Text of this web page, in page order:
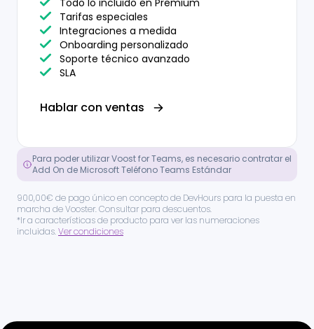
Todo lo incluido en Premium
Tarifas especiales
Integraciones a medida
Onboarding personalizado
Soporte técnico avanzado
SLA
Hablar con ventas
Para poder utilizar Voost for Teams, es necesario contratar el
Add On de Microsoft Teléfono Teams Estándar
900,00€ de pago único en concepto de DevHours para la puesta en
marcha de Vooster. Consultar para descuentos.
*Ir a características de producto para ver las numeraciones
incluidas.Ver condiciones